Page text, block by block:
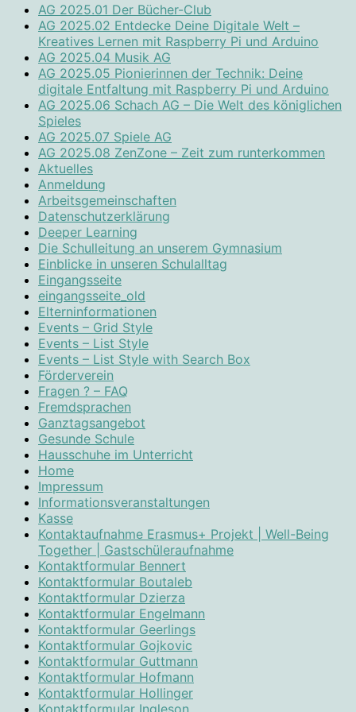
AG 2025.01 Der Bücher-Club
AG 2025.02 Entdecke Deine Digitale Welt –
Kreatives Lernen mit Raspberry Pi und Arduino
AG 2025.04 Musik AG
AG 2025.05 Pionierinnen der Technik: Deine
digitale Entfaltung mit Raspberry Pi und Arduino
AG 2025.06 Schach AG – Die Welt des königlichen
Spieles
AG 2025.07 Spiele AG
AG 2025.08 ZenZone – Zeit zum runterkommen
Aktuelles
Anmeldung
Arbeitsgemeinschaften
Datenschutzerklärung
Deeper Learning
Die Schulleitung an unserem Gymnasium
Einblicke in unseren Schulalltag
Eingangsseite
eingangsseite_old
Elterninformationen
Events – Grid Style
Events – List Style
Events – List Style with Search Box
Förderverein
Fragen ? – FAQ
Fremdsprachen
Ganztagsangebot
Gesunde Schule
Hausschuhe im Unterricht
Home
Impressum
Informationsveranstaltungen
Kasse
Kontaktaufnahme Erasmus+ Projekt | Well-Being
Together | Gastschüleraufnahme
Kontaktformular Bennert
Kontaktformular Boutaleb
Kontaktformular Dzierza
Kontaktformular Engelmann
Kontaktformular Geerlings
Kontaktformular Gojkovic
Kontaktformular Guttmann
Kontaktformular Hofmann
Kontaktformular Hollinger
Kontaktformular Ingleson